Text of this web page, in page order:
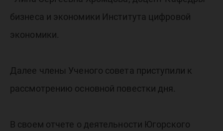
бизнеса и экономики Института цифровой
экономики.
Далее члены Ученого совета приступили к
рассмотрению основной повестки дня.
В своем отчете о деятельности Югорского